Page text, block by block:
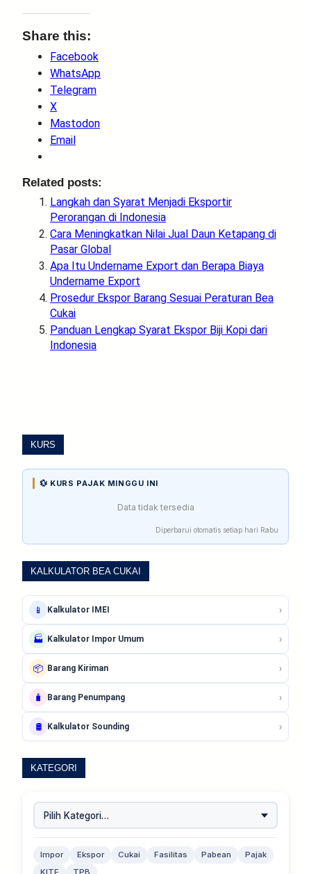
Share this:
Facebook
WhatsApp
Telegram
X
Mastodon
Email
Related posts:
Langkah dan Syarat Menjadi Eksportir
Perorangan di Indonesia
Cara Meningkatkan Nilai Jual Daun Ketapang di
Pasar Global
Apa Itu Undername Export dan Berapa Biaya
Undername Export
Prosedur Ekspor Barang Sesuai Peraturan Bea
Cukai
Panduan Lengkap Syarat Ekspor Biji Kopi dari
Indonesia
KURS
💱 KURS PAJAK MINGGU INI
Data tidak tersedia
Diperbarui otomatis setiap hari Rabu
KALKULATOR BEA CUKAI
📱 Kalkulator IMEI ›
🏭 Kalkulator Impor Umum ›
📦 Barang Kiriman ›
🧳 Barang Penumpang ›
🛢️ Kalkulator Sounding ›
KATEGORI
Impor Ekspor Cukai Fasilitas Pabean
Pajak
KITE
TPB